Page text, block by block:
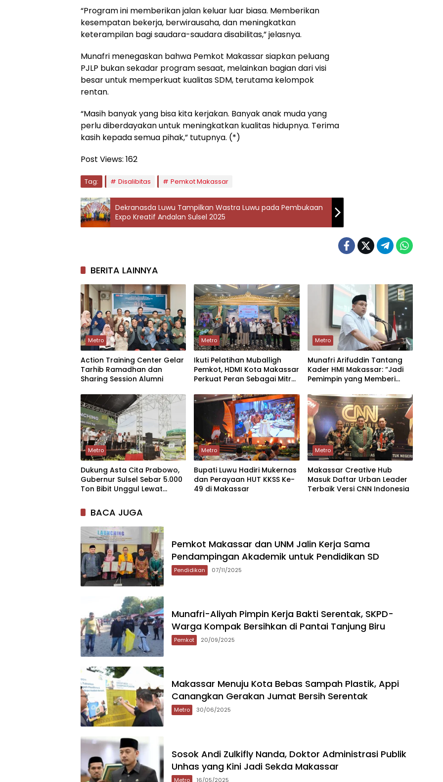
“Program ini memberikan jalan keluar luar biasa. Memberikan
kesempatan bekerja, berwirausaha, dan meningkatkan
keterampilan bagi saudara-saudara disabilitas,” jelasnya.
Munafri menegaskan bahwa Pemkot Makassar siapkan peluang
PJLP bukan sekadar program sesaat, melainkan bagian dari visi
besar untuk memperkuat kualitas SDM, terutama kelompok
rentan.
“Masih banyak yang bisa kita kerjakan. Banyak anak muda yang
perlu diberdayakan untuk meningkatkan kualitas hidupnya. Terima
kasih kepada semua pihak,” tutupnya. (*)
Post Views: 162
Tag: Disalibitas Pemkot Makassar
Dekranasda Luwu Tampilkan Wastra Luwu pada Pembukaan
Expo Kreatif Andalan Sulsel 2025
BERITA LAINNYA
Metro
Action Training Center Gelar
Tarhib Ramadhan dan
Sharing Session Alumni
Metro
Ikuti Pelatihan Muballigh
Pemkot, HDMI Kota Makassar
Perkuat Peran Sebagai Mitra
Metro
Munafri Arifuddin Tantang
Kader HMI Makassar: “Jadi
Pemimpin yang Memberi
Penonton!”
Metro
Dukung Asta Cita Prabowo,
Gubernur Sulsel Sebar 5.000
Ton Bibit Unggul Lewat
Metro
Bupati Luwu Hadiri Mukernas
dan Perayaan HUT KKSS Ke-
49 di Makassar
Metro
Makassar Creative Hub
Masuk Daftar Urban Leader
Terbaik Versi CNN Indonesia
BACA JUGA
Pemkot Makassar dan UNM Jalin Kerja Sama
Pendampingan Akademik untuk Pendidikan SD
Pendidikan 07/11/2025
Munafri-Aliyah Pimpin Kerja Bakti Serentak, SKPD-
Warga Kompak Bersihkan di Pantai Tanjung Biru
Pemkot 20/09/2025
Makassar Menuju Kota Bebas Sampah Plastik, Appi
Canangkan Gerakan Jumat Bersih Serentak
Metro 30/06/2025
Sosok Andi Zulkifly Nanda, Doktor Administrasi Publik
Unhas yang Kini Jadi Sekda Makassar
Metro 16/05/2025